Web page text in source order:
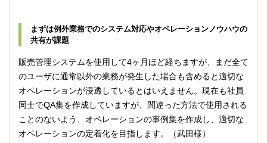
まずは例外業務でのシステム対応やオペレーションノウハウの
共有が課題
販売管理システムを使用して4ヶ月ほど経ちますが、まだ全て
のユーザに通常以外の業務が発生した場合も含めると適切な
オペレーションが浸透しているとはいえません。現在も社員
同士でQA集を作成していますが、間違った方法で使用される
ことのないよう、オペレーションの事例集を作成し、適切な
オペレーションの定着化を目指します。（武田様）